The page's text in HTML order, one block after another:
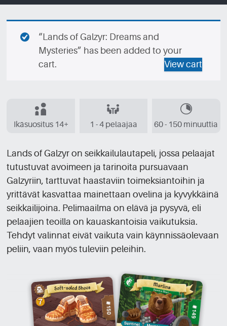
“Lands of Galzyr: Dreams and
Mysteries” has been added to your
cart.
View cart
Ikäsuositus 14+ 1 - 4 pelaajaa 60 - 150 minuuttia
Lands of Galzyr on seikkailulautapeli, jossa pelaajat
tutustuvat avoimeen ja tarinoita pursuavaan
Galzyriin, tarttuvat haastaviin toimeksiantoihin ja
yrittävät kasvattaa mainettaan ovelina ja kyvykkäinä
seikkailijoina. Pelimaailma on elävä ja pysyvä, eli
pelaajien teoilla on kauaskantoisia vaikutuksia.
Tehdyt valinnat eivät vaikuta vain käynnissäolevaan
peliin, vaan myös tuleviin peleihin.